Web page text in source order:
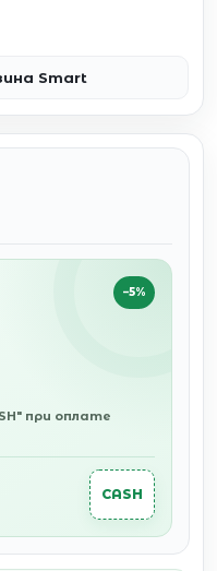
Smart
−5%
при оплате
CASH